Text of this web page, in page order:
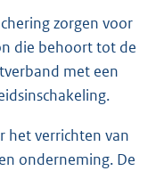
zorgen voor
die behoort tot de
met een
het verrichten van
onderneming. De